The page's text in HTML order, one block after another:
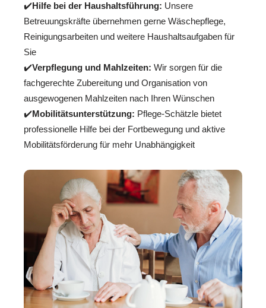
✔️Hilfe bei der Haushaltsführung: Unsere
Betreuungskräfte übernehmen gerne Wäschepflege,
Reinigungsarbeiten und weitere Haushaltsaufgaben für
Sie
✔️Verpflegung und Mahlzeiten: Wir sorgen für die
fachgerechte Zubereitung und Organisation von
ausgewogenen Mahlzeiten nach Ihren Wünschen
✔️Mobilitätsunterstützung: Pflege-Schätzle bietet
professionelle Hilfe bei der Fortbewegung und aktive
Mobilitätsförderung für mehr Unabhängigkeit